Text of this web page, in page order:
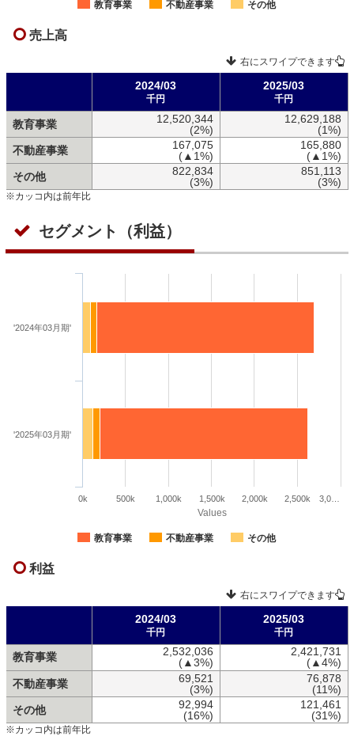
教育事業 不動産事業 その他
売上高
右にスワイプできます
2024/03
千円
2025/03
千円
教育事業
12,520,344
(2%)
12,629,188
(1%)
不動産事業
167,075
(▲1%)
165,880
(▲1%)
その他
822,834
(3%)
851,113
(3%)
※カッコ内は前年比
セグメント（利益）
Values
教育事業 不動産事業 その他
'2024年03月期'
'2025年03月期'
0k 500k 1,000k 1,500k 2,000k 2,500k 3,0…
利益
右にスワイプできます
2024/03
千円
2025/03
千円
教育事業
2,532,036
(▲3%)
2,421,731
(▲4%)
不動産事業
69,521
(3%)
76,878
(11%)
その他
92,994
(16%)
121,461
(31%)
※カッコ内は前年比